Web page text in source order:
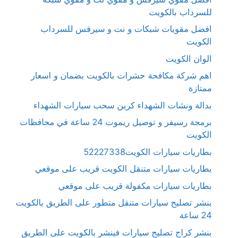
للسرداب بالكويت
افضل مقويات شبكات و نت و سيرفس للسرداب
الكويت
الوان الكويت
اهم شركة مكافحة حشرات بالكويت بضمان و اسعار
ممتازة
بدالة ونشات الشهداء كرين سحب سيارات الشهداء
برمجة رسيفر و توصيل ريموت 24 ساعة في محافظات
الكويت
بطاريات سيارات الكويت52227338
بطاريات سيارات متنقل الكويت قريب على موقعي
بطاريات سيارات مكفولة قريب على موقعي
بنشر تصليح سيارات متنقل متطور على الطريق بالكويت
24 ساعة
بنشر كراج تصليح سيارات فينشر بالكويت على الطريق